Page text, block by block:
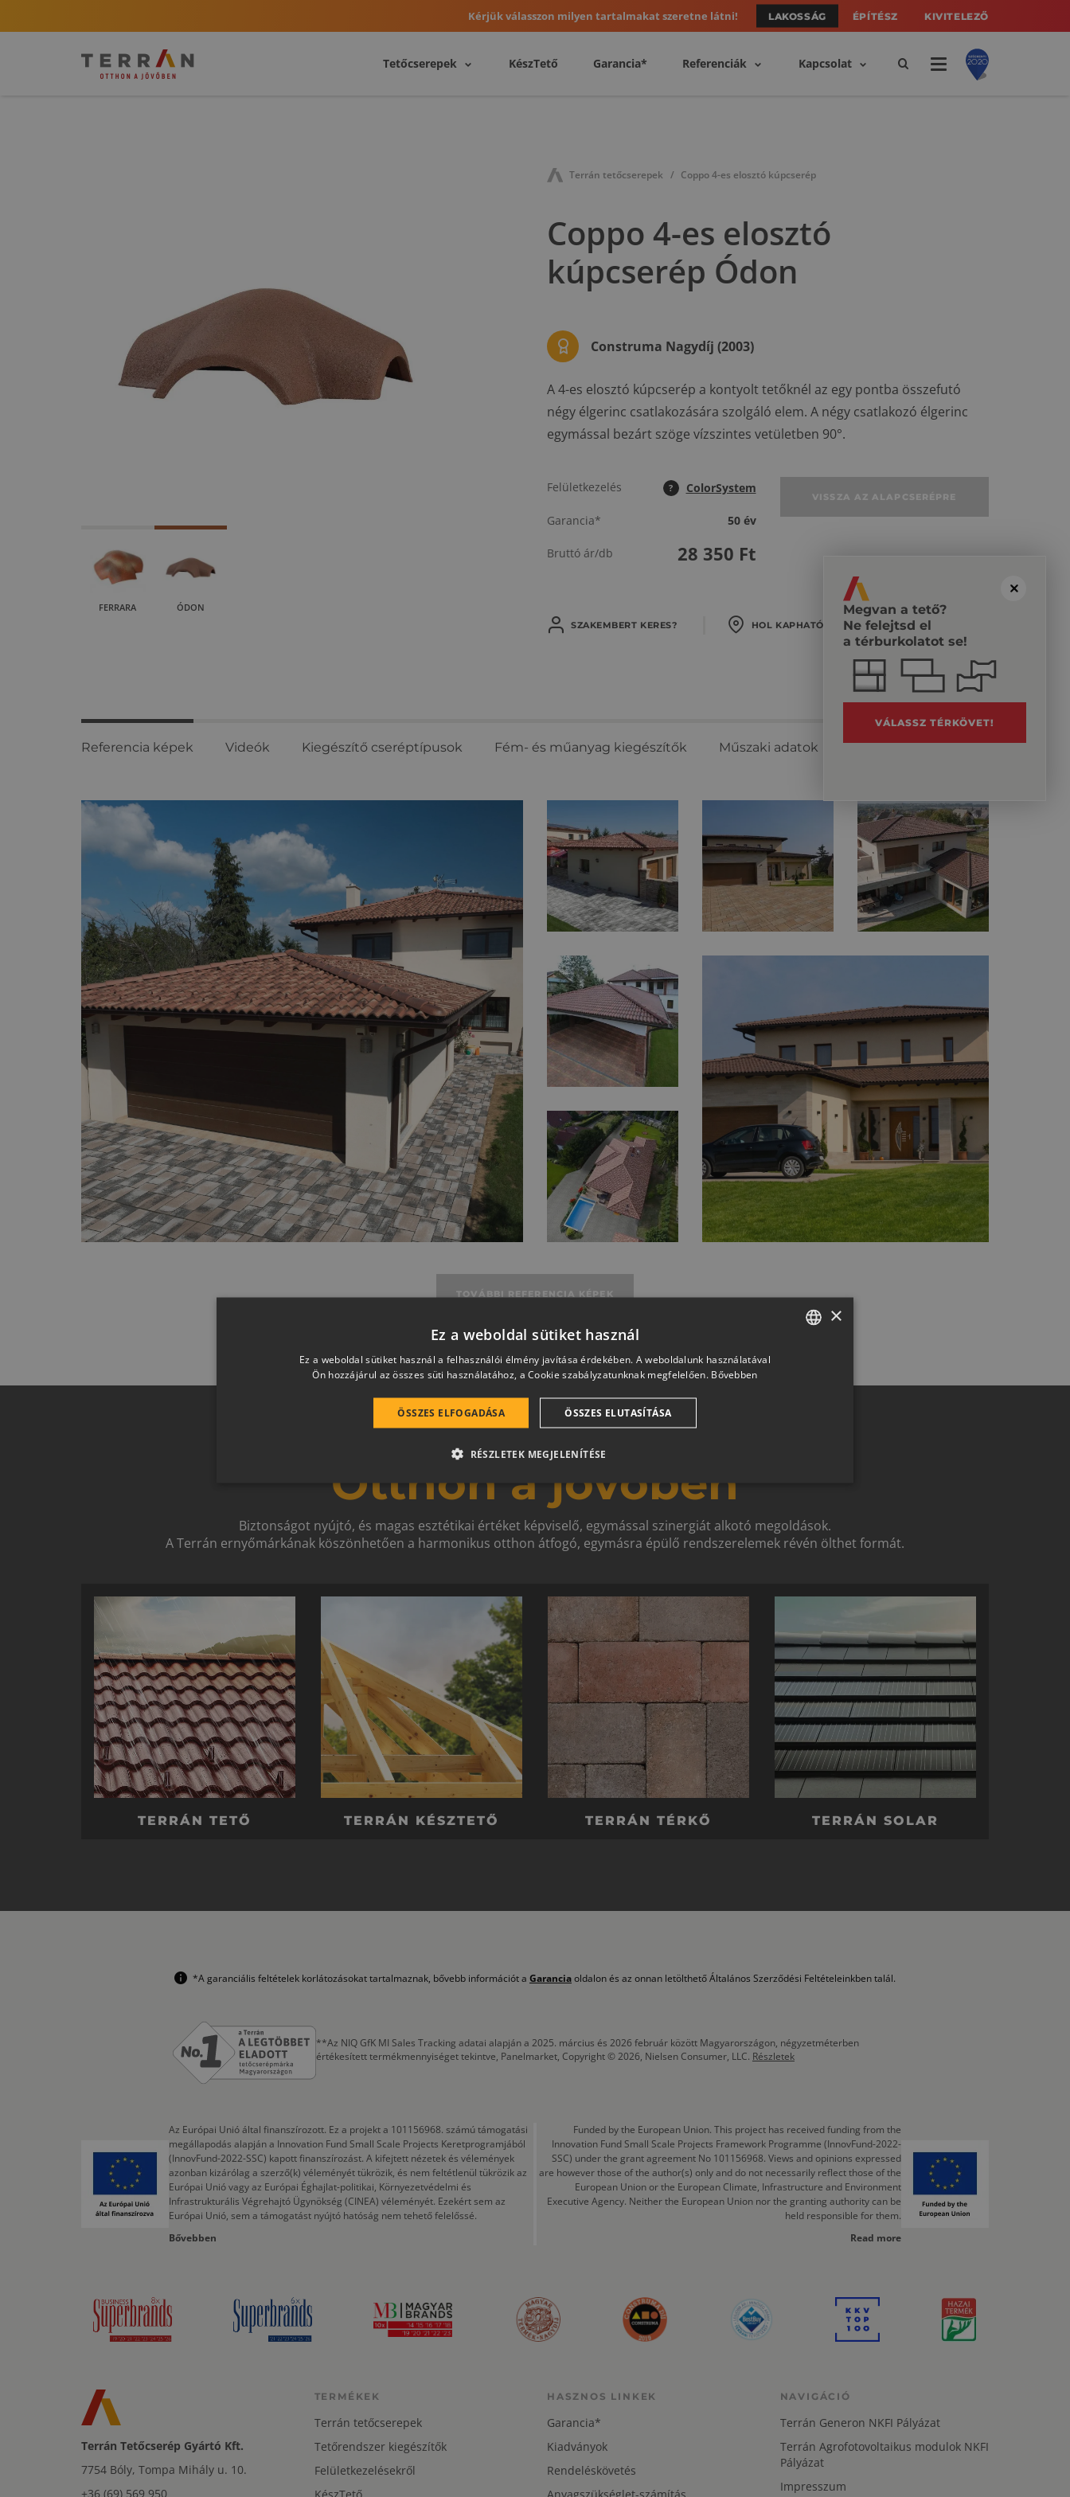
Kérjük válasszon milyen tartalmakat szeretne látni! LAKOSSÁG ÉPÍTÉSZ KIVITELEZŐ
Tetőcserepek KészTető Garancia* Referenciák Kapcsolat
Terrán tetőcserepek Coppo 4-es elosztó kúpcserép
Coppo 4-es elosztó
kúpcserép Ódon
Construma Nagydíj (2003)
A 4-es elosztó kúpcserép a kontyolt tetőknél az egy pontba összefutó
négy élgerinc csatlakozására szolgáló elem. A négy csatlakozó élgerinc
egymással bezárt szöge vízszintes vetületben 90°.
Felületkezelés ? ColorSystem
Garancia* 50 év
Bruttó ár/db 28 350 Ft
VISSZA AZ ALAPCSERÉPRE
SZAKEMBERT KERES? HOL KAPHATÓ?
FERRARA ÓDON
Referencia képek Videók Kiegészítő cseréptípusok Fém- és műanyag kiegészítők Műszaki adatok
képek
TOVÁBBI REFERENCIA KÉPEK
Megvan a tető?
Ne felejtsd el
a térburkolatot se!
VÁLASSZ TÉRKÖVET!
Otthon a jövőben
Biztonságot nyújtó, és magas esztétikai értéket képviselő, egymással szinergiát alkotó megoldások.
A Terrán ernyőmárkának köszönhetően a harmonikus otthon átfogó, egymásra épülő rendszerelemek révén ölthet formát.
TERRÁN TETŐ TERRÁN KÉSZTETŐ TERRÁN TÉRKŐ TERRÁN SOLAR
*A garanciális feltételek korlátozásokat tartalmaznak, bővebb információt a Garanciaoldalon és az onnan letölthető Általános Szerződési Feltételeinkben talál.
**Az NIQ GfK MI Sales Tracking adatai alapján a 2025. március és 2026 február között Magyarországon, négyzetméterben
értékesített termékmennyiséget tekintve, Panelmarket, Copyright © 2026, Nielsen Consumer, LLC. Részletek
Az Európai Unió által finanszírozott. Ez a projekt a 101156968. számú támogatási
megállapodás alapján a Innovation Fund Small Scale Projects Keretprogramjából
(InnovFund-2022-SSC) kapott finanszírozást. A kifejtett nézetek és vélemények
azonban kizárólag a szerző(k) véleményét tükrözik, és nem feltétlenül tükrözik az
Európai Unió vagy az Európai Éghajlat-politikai, Környezetvédelmi és
Infrastrukturális Végrehajtó Ügynökség (CINEA) véleményét. Ezekért sem az
Európai Unió, sem a támogatást nyújtó hatóság nem tehető felelőssé.
Bővebben
Funded by the European Union. This project has received funding from the
Innovation Fund Small Scale Projects Framework Programme (InnovFund-2022-
SSC) under the grant agreement No 101156968. Views and opinions expressed
are however those of the author(s) only and do not necessarily reflect those of the
European Union or the European Climate, Infrastructure and Environment
Executive Agency. Neither the European Union nor the granting authority can be
held responsible for them.
Read more
Terrán Tetőcserép Gyártó Kft.
7754 Bóly, Tompa Mihály u. 10.
+36 (69) 569 950
TERMÉKEK
Terrán tetőcserepek
Tetőrendszer kiegészítők
Felületkezelésekről
HASZNOS LINKEK
Garancia*
Kiadványok
Rendeléskövetés
NAVIGÁCIÓ
Terrán Generon NKFI Pályázat
Terrán Agrofotovoltaikus modulok NKFI
Pályázat
Impresszum
SR
RO-HU
×
Ez a weboldal sütiket használ
Ez a weboldal sütiket használ a felhasználói élmény javítása érdekében. A weboldalunk használatával
Ön hozzájárul az összes süti használatához, a Cookie szabályzatunknak megfelelően. Bővebben
ÖSSZES ELFOGADÁSA ÖSSZES ELUTASÍTÁSA
RÉSZLETEK MEGJELENÍTÉSE